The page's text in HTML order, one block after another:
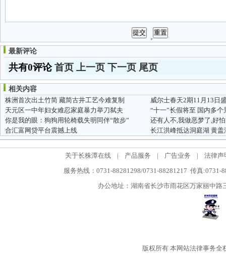
最新评论
共有0评论首页 上一页 下一页 尾页
相关内容
株洲首次出土竹简 藏简古井工艺今难复制
威尔士春天2期11月13日
天元区一中年妇女难忍家庭暴力举刀弑夫
“十一”长假将至 国内多
你是我的眼：狗狗用轮椅载失明同伴“散步”
还有人不,我做恶梦了,好怕
合汇富网贷平台震撼上线
长江洪峰抵达洞庭湖 黄
关于长株潭在线 | 产品服务 | 广告业务 |
法律声
服务热线：0731-88281298/0731-88281217 传真:0731-
办公地址：湖南省长沙市雨花区万家丽中
版权所有本网站法律事务全